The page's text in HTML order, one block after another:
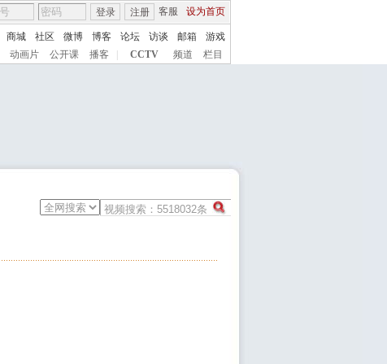
客服 设为首页
登录 注册
商城 社区 微博 博客 论坛 访谈 邮箱
游戏
动画片 公开课 播客 CCTV 频道 栏目